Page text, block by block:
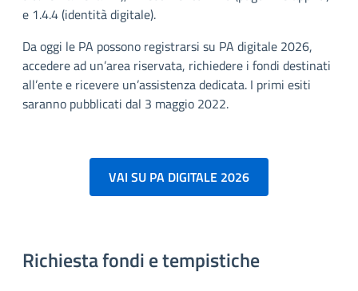
e 1.4.4 (identità digitale).
Da oggi le PA possono registrarsi su PA digitale 2026,
accedere ad un’area riservata, richiedere i fondi destinati
all’ente e ricevere un’assistenza dedicata. I primi esiti
saranno pubblicati dal 3 maggio 2022.
VAI SU PA DIGITALE 2026
Richiesta fondi e tempistiche